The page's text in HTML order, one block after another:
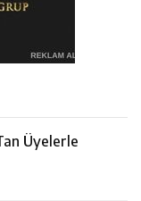
Üyelerle